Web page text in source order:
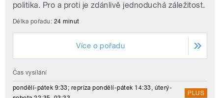
politika. Pro a proti je zdánlivě jednoduchá záležitost.
Délka pořadu: 24 minut
Více o pořadu
Čas vysílání
pondělí-pátek 9:33; repríza pondělí-pátek 14:33, úterý-
PLUS